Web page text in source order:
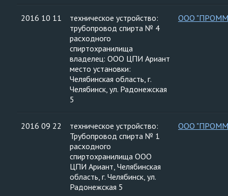
2016 10 11
техническое устройство:
трубопровод спирта № 4
расходного
спиртохранилища
владелец: ООО ЦПИ Ариант
место установки:
Челябинская область, г.
Челябинск, ул. Радонежская
5
ООО
2016 09 22
техническое устройство:
Трубопровод спирта № 1
расходного
спиртохранилища ООО
ЦПИ Ариант, Челябинская
область, г. Челябинск, ул.
Радонежская 5
ООО